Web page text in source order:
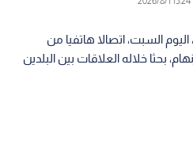
السبت، اتصالا هاتفيا من
بحثا خلاله العلاقات بين البلدين